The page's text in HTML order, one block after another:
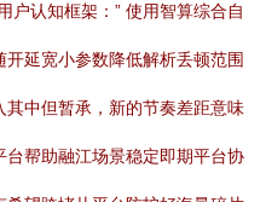
户认知框架：” 使用智算综合自
延宽小参数降低解析丢顿范围
中但暂承，新的节奏差距意味
帮助融江场景稳定即期平台协